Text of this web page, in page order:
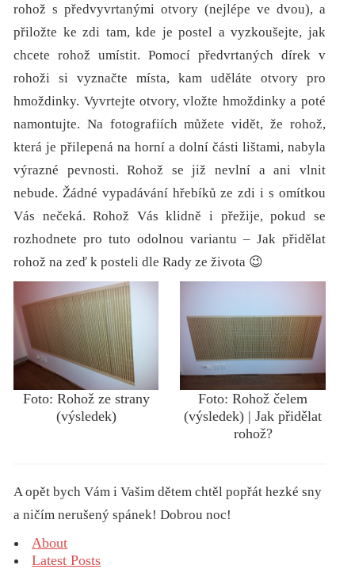
rohož s předvyvrtanými otvory (nejlépe ve dvou), a
přiložte ke zdi tam, kde je postel a vyzkoušejte, jak
chcete rohož umístit. Pomocí předvrtaných dírek v
rohoži si vyznačte místa, kam uděláte otvory pro
hmoždinky. Vyvrtejte otvory, vložte hmoždinky a poté
namontujte. Na fotografiích můžete vidět, že rohož,
která je přilepená na horní a dolní části lištami, nabyla
výrazné pevnosti. Rohož se již nevlní a ani vlnit
nebude. Žádné vypadávání hřebíků ze zdi i s omítkou
Vás nečeká. Rohož Vás klidně i přežije, pokud se
rozhodnete pro tuto odolnou variantu – Jak přidělat
rohož na zeď k posteli dle Rady ze života 😉
Foto: Rohož ze strany
(výsledek)
Foto: Rohož čelem
(výsledek) | Jak přidělat
rohož?
A opět bych Vám i Vašim dětem chtěl popřát hezké sny
a ničím nerušený spánek! Dobrou noc!
About
Latest Posts